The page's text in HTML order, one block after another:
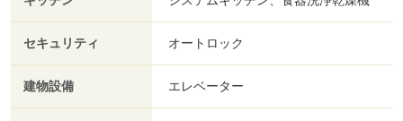
セキュリティ オートロック
建物設備 エレベーター